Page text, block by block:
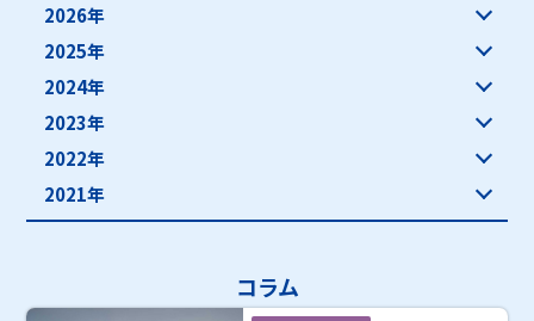
2026年
2025年
2024年
2023年
2022年
2021年
コラム